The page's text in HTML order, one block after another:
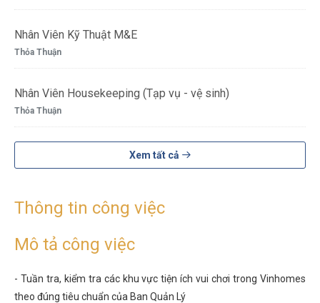
Nhân Viên Kỹ Thuật M&E
Thỏa Thuận
Nhân Viên Housekeeping (Tạp vụ - vệ sinh)
Thỏa Thuận
Xem tất cả
Thông tin công việc
Mô tả công việc
- Tuần tra, kiểm tra các khu vực tiện ích vui chơi trong Vinhomes
theo đúng tiêu chuẩn của Ban Quản Lý